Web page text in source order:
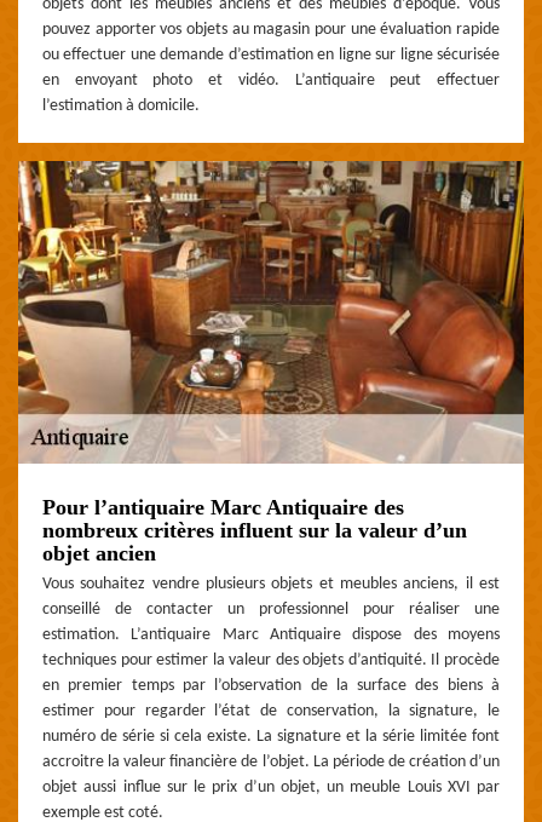
objets dont les meubles anciens et des meubles d’époque. Vous
pouvez apporter vos objets au magasin pour une évaluation rapide
ou effectuer une demande d’estimation en ligne sur ligne sécurisée
en envoyant photo et vidéo. L’antiquaire peut effectuer
l’estimation à domicile.
Pour l’antiquaire Marc Antiquaire des
nombreux critères influent sur la valeur d’un
objet ancien
Vous souhaitez vendre plusieurs objets et meubles anciens, il est
conseillé de contacter un professionnel pour réaliser une
estimation. L’antiquaire Marc Antiquaire dispose des moyens
techniques pour estimer la valeur des objets d’antiquité. Il procède
en premier temps par l’observation de la surface des biens à
estimer pour regarder l’état de conservation, la signature, le
numéro de série si cela existe. La signature et la série limitée font
accroitre la valeur financière de l’objet. La période de création d’un
objet aussi influe sur le prix d’un objet, un meuble Louis XVI par
exemple est coté.